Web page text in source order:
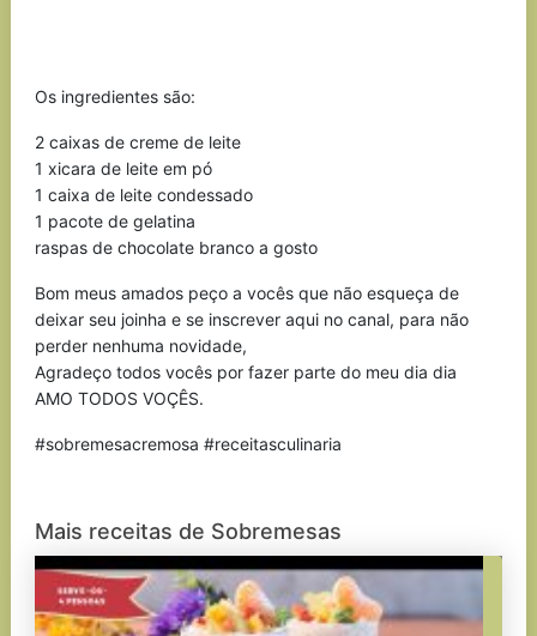
Os ingredientes são:
2 caixas de creme de leite
1 xicara de leite em pó
1 caixa de leite condessado
1 pacote de gelatina
raspas de chocolate branco a gosto
Bom meus amados peço a vocês que não esqueça de
deixar seu joinha e se inscrever aqui no canal, para não
perder nenhuma novidade,
Agradeço todos vocês por fazer parte do meu dia dia
AMO TODOS VOÇÊS.
#sobremesacremosa #receitasculinaria
Mais receitas de Sobremesas